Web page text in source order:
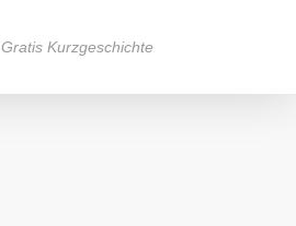
Gratis Kurzgeschichte